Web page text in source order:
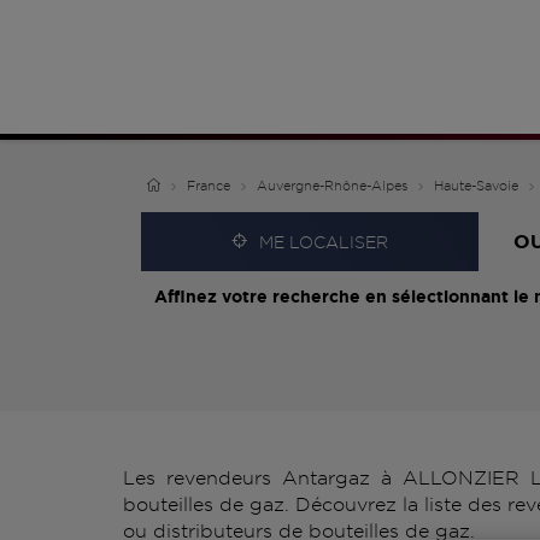
France Auvergne-Rhône-Alpes Haute-Savoie
ME LOCALISER
Affinez votre recherche en sélectionnant le
Les revendeurs Antargaz à
bouteilles de gaz. Découvrez la liste des
ou distributeurs de bouteilles de gaz.